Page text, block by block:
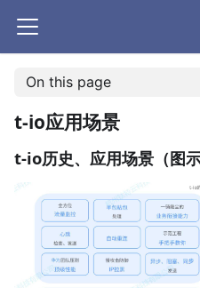
On this page
t-io应用场景
t-io历史、应用场景（图示